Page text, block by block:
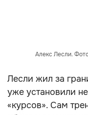
Алекс Лесли.
Лесли жил за
уже установили
«курсов». Сам